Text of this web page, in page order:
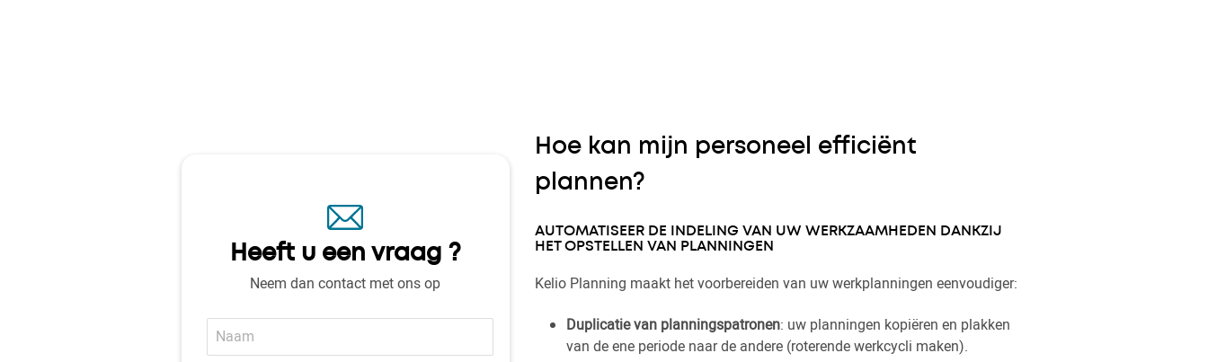
Hoe kan mijn personeel efficiënt
plannen?
AUTOMATISEER DE INDELING VAN UW WERKZAAMHEDEN DANKZIJ
HET OPSTELLEN VAN PLANNINGEN
Kelio Planning maakt het voorbereiden van uw werkplanningen eenvoudiger:
Duplicatie van planningspatronen: uw planningen kopiëren en plakken
van de ene periode naar de andere (roterende werkcycli maken).
Heeft u een vraag ?
Neem dan contact met ons op
Naam